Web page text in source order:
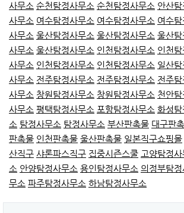
사무소 순천탐정사무소 순천탐정사무소 안산
사무소 여수탐정사무소 여수탐정사무소 여수
사무소 울산탐정사무소 울산탐정사무소 울산
사무소 울산탐정사무소 인천탐정사무소 인천
사무소 인천탐정사무소 인천탐정사무소 일산
사무소 전주탐정사무소 전주탐정사무소 전주
사무소 창원탐정사무소 창원탐정사무소 천안
사무소 평택탐정사무소 포항탐정사무소 화성
소 탐정사무소 탐정사무소 부산판촉물 대구판
판촉물 인천판촉물 울산판촉물 일본직구쇼핑몰
산직구 샤론파스직구 집중시즌스쿨 고양탐정사
소 안양탐정사무소 용인탐정사무소 의정부탐정
무소 파주탐정사무소 하남탐정사무소